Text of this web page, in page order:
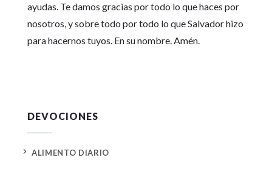
ayudas. Te damos gracias por todo lo que haces por
nosotros, y sobre todo por todo lo que Salvador hizo
para hacernos tuyos. En su nombre. Amén.
DEVOCIONES
5 ALIMENTO DIARIO